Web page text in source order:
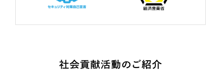
社会貢献活動のご紹介